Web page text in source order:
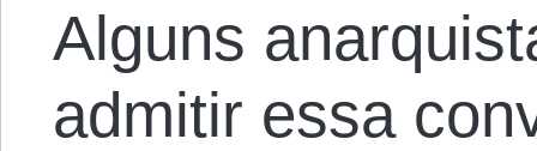
Alguns
admitir essa